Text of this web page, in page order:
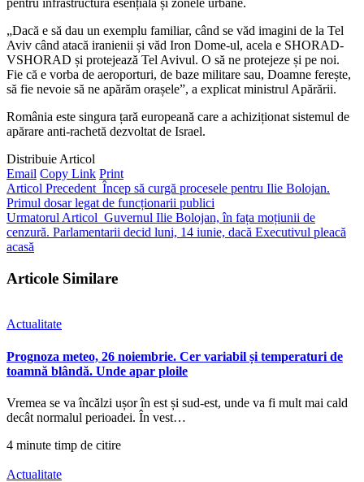
„Dacă e să dau un exemplu familiar, când se văd imagini de la Tel
Aviv când atacă iranienii și văd Iron Dome-ul, acela e SHORAD-
VSHORAD și protejează Tel Avivul. O să ne protejeze și pe noi.
Fie că e vorba de aeroporturi, de baze militare sau, Doamne ferește,
să fie nevoie să ne apărăm orașele”, a explicat ministrul Apărării.
România este singura țară europeană care a achiziționat sistemul de
apărare anti-rachetă dezvoltat de Israel.
Distribuie Articol
Email Copy Link Print
Articol Precedent Încep să curgă procesele pentru Ilie Bolojan.
Primul dosar legat de funcționarii publici
Urmatorul Articol Guvernul Ilie Bolojan, în fața moțiunii de
cenzură. Parlamentarii decid luni, 14 iunie, dacă Executivul pleacă
acasă
Articole Similare
Actualitate
Prognoza meteo, 26 noiembrie. Cer variabil și temperaturi de
toamnă blândă. Unde apar ploile
Vremea se va încălzi ușor în est și sud-est, unde va fi mult mai cald
decât normalul perioadei. În vest…
4 minute timp de citire
Actualitate